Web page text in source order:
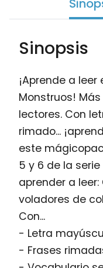
Sinopsis
¡Aprende a
Monstruos!
lectores. Con
rimado...
este
5 y 6 de la
aprender a
voladores de
Con...
- Letra
- Frases